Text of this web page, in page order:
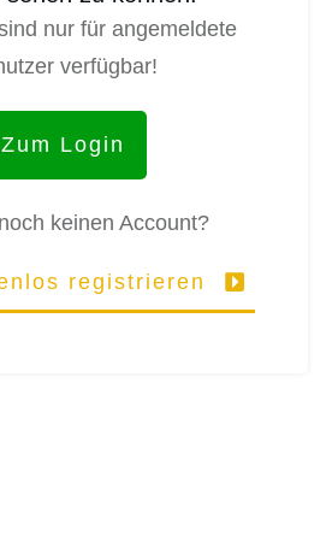
nur für angemeldete
verfügbar!
Zum Login
keinen Account?
registrieren